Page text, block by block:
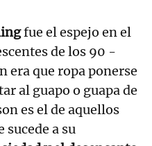
fue el espejo en el
de los 90 -
era que ropa ponerse
al guapo o guapa de
es el de aquellos
sucede a su